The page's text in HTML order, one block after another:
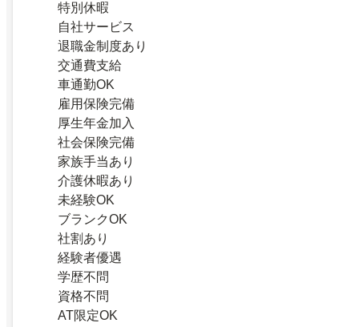
特別休暇
自社サービス
退職金制度あり
交通費支給
車通勤OK
雇用保険完備
厚生年金加入
社会保険完備
家族手当あり
介護休暇あり
未経験OK
ブランクOK
社割あり
経験者優遇
学歴不問
資格不問
AT限定OK